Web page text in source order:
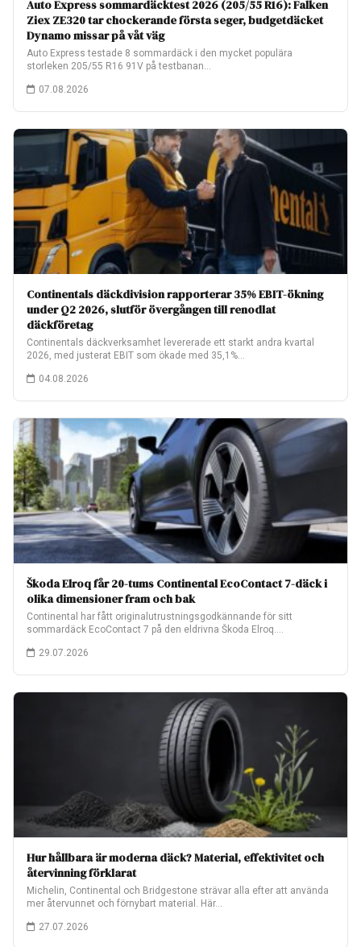
Auto Express sommardäcktest 2026 (205/55 R16): Falken
Ziex ZE320 tar chockerande första seger, budgetdäcket
Dynamo missar på våt väg
Auto Express testade 8 sommardäck i den mycket populära
storleken 205/55 R16 91V på testbanan…
07.08.2026
Continentals däckdivision rapporterar 35% EBIT-ökning
under Q2 2026, slutför övergången till renodlat
däckföretag
Continentals däckverksamhet levererade ett starkt andra kvartal
2026, med justerat EBIT som ökade med 35,1%…
04.08.2026
Škoda Elroq får 20-tums Continental EcoContact 7-däck i
olika dimensioner fram och bak
Continental har fått originalutrustningsgodkännande för sitt
sommardäck EcoContact 7 på den eldrivna Škoda Elroq.
29.07.2026
Hur hållbara är moderna däck? Material, effektivitet och
återvinning förklarat
Michelin, Continental och Bridgestone strävar alla efter att använda
mer återvunnet och förnybart material. Här…
27.07.2026